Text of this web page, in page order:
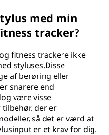
med min
tracker?
fitness trackere ikke
styluses.Disse
af berøring eller
snarere end
være visse
tilbehør, der er
så det er værd at
er et krav for dig.